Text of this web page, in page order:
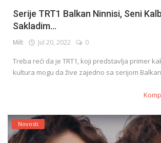
Serije TRT1 Balkan Ninnisi, Seni
Sakladim...
Milt Jul 20, 2022 0
Treba reći da je TRT1, koji predstavlja primer
kultura mogu da žive zajedno sa serijom
Novosti